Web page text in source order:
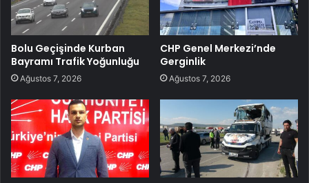
Bolu Geçişinde Kurban
Bayramı Trafik Yoğunluğu
Ağustos 7, 2026
CHP Genel Merkezi’nde
Gerginlik
Ağustos 7, 2026